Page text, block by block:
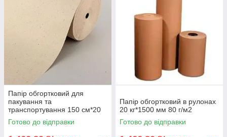
Папір обгортковий для
пакування та
транспортування 150 см*20
кг рулон
Готово до відправки
Папір обгортковий в рулонах
20 кг*1500 мм 80 г/м2
Готово до відправки